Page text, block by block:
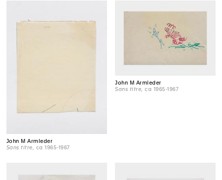
John M Armleder
Sans titre , ca 1965-1967
John M Armleder
Sans titre , ca 1965-1967